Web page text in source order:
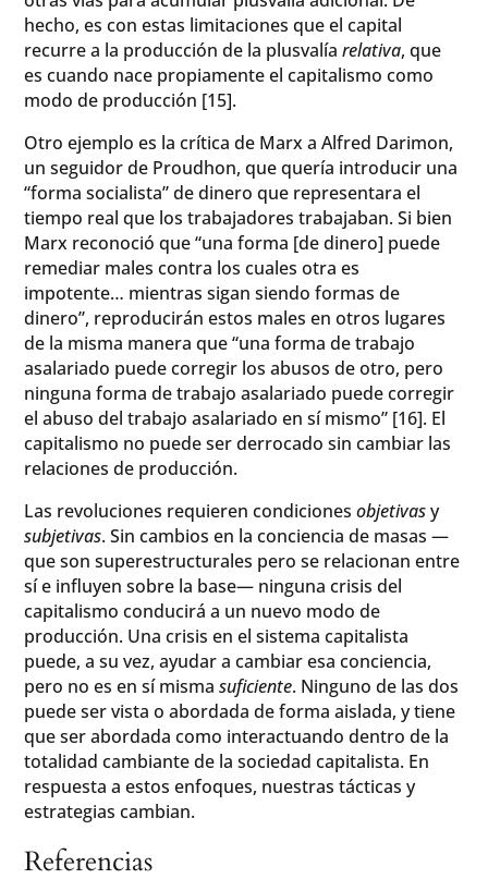
hecho, es con estas limitaciones que el capital
recurre a la producción de la plusvalíarelativa, que
es cuando nace propiamente el capitalismo como
modo de producción [15].
Otro ejemplo es la crítica de Marx a Alfred Darimon,
un seguidor de Proudhon, que quería introducir una
“forma socialista” de dinero que representara el
tiempo real que los trabajadores trabajaban. Si bien
Marx reconoció que “una forma [de dinero] puede
remediar males contra los cuales otra es
impotente… mientras sigan siendo formas de
dinero”, reproducirán estos males en otros lugares
de la misma manera que “una forma de trabajo
asalariado puede corregir los abusos de otro, pero
ninguna forma de trabajo asalariado puede corregir
el abuso del trabajo asalariado en sí mismo” [16]. El
capitalismo no puede ser derrocado sin cambiar las
relaciones de producción.
Las revoluciones requieren condicionesobjetivasy
subjetivas. Sin cambios en la conciencia de masas —
que son superestructurales pero se relacionan entre
sí e influyen sobre la base— ninguna crisis del
capitalismo conducirá a un nuevo modo de
producción. Una crisis en el sistema capitalista
puede, a su vez, ayudar a cambiar esa conciencia,
pero no es en sí mismasuficiente. Ninguno de las dos
puede ser vista o abordada de forma aislada, y tiene
que ser abordada como interactuando dentro de la
totalidad cambiante de la sociedad capitalista. En
respuesta a estos enfoques, nuestras tácticas y
estrategias cambian.
Referencias